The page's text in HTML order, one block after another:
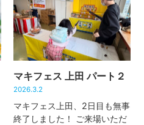
開運日」「出ていったお金が
戻ってくる日」なんだとか
[…]
マキフェス 上田 パート２
2026.3.2
マキフェス上田、2日目も無事
終了しました！ ご来場いただ